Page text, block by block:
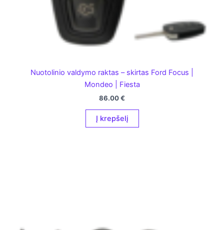
Nuotolinio valdymo raktas – skirtas Ford Focus |
Mondeo | Fiesta
86.00€
Į krepšelį